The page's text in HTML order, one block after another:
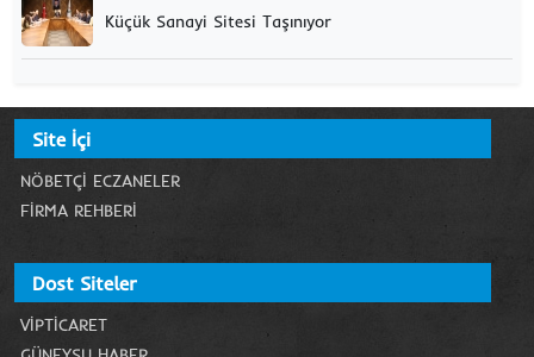
Küçük Sanayi Sitesi Taşınıyor
Site İçi
NÖBETÇI ECZANELER
FIRMA REHBERI
Dost Siteler
VIPTICARET